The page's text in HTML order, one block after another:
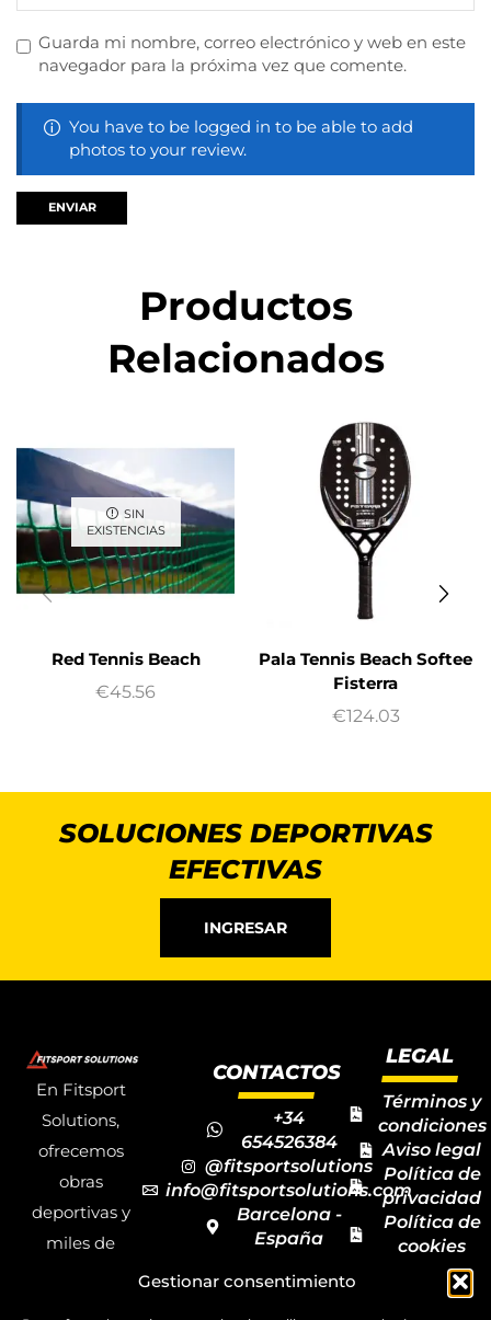
Gestionar consentimiento
Guarda mi nombre, correo electrónico y web en este
navegador para la próxima vez que comente.
You have to be logged in to be able to add
photos to your review.
Productos
Relacionados
SIN
EXISTENCIAS
Red Tennis Beach
€45.56
Pala Tennis Beach Softee
Fisterra
€124.03
SOLUCIONES DEPORTIVAS
EFECTIVAS
INGRESAR
En Fitsport
Solutions,
ofrecemos
obras
deportivas y
miles de
CONTACTOS
+34
654526384
@fitsportsolutions
info@fitsportsolutions.com
Barcelona -
España
de contacto
LEGAL
Términos y
condiciones
Aviso legal
Política de
privacidad
Política de
cookies
Mapa del